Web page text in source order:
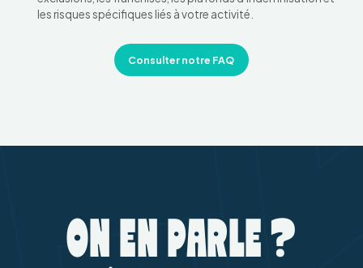
les risques spécifiques liés à votre activité.
Consulter notre FAQ
ON EN PARLE ?